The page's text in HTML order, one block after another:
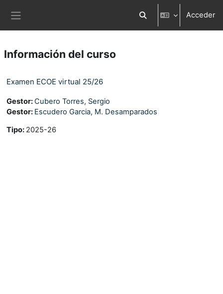
Selector de búsqueda
Acceder
Información del curso
Examen ECOE virtual 25/26
Gestor:Cubero Torres, Sergio
Gestor: Escudero Garcia, M. Desamparados
Tipo: 2025-26